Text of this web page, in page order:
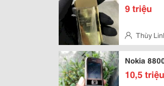
9 triệu
Thùy
Nokia
10,5 triệu